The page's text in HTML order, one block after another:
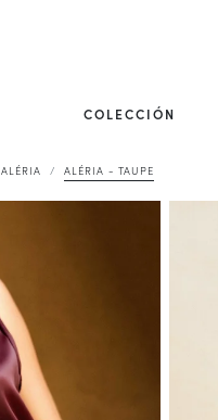
COLECCIÓN
ALÉRIA ALÉRIA - TAUPE